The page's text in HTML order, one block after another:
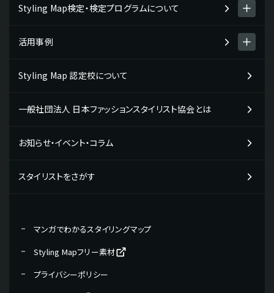
Styling Map（スタイリングマップ）とは
テストチェック・コミュニケーションタイプ
Styling Map検定・検定プログラムについて
Styling Map検定・検定プログラム
検定の受検申し込み・受検の流れ
活用事例
Styling Map活用事例一覧
企業の活用事例
学校の活用事例
Styling Map 認定校について
一般社団法人 日本ファッションスタイリスト協会とは
お知らせ・イベント・コラム
スタイリストをさがす
マンガでわかるスタイリングマップ
Styling Mapフリー素材
プライバシーポリシー